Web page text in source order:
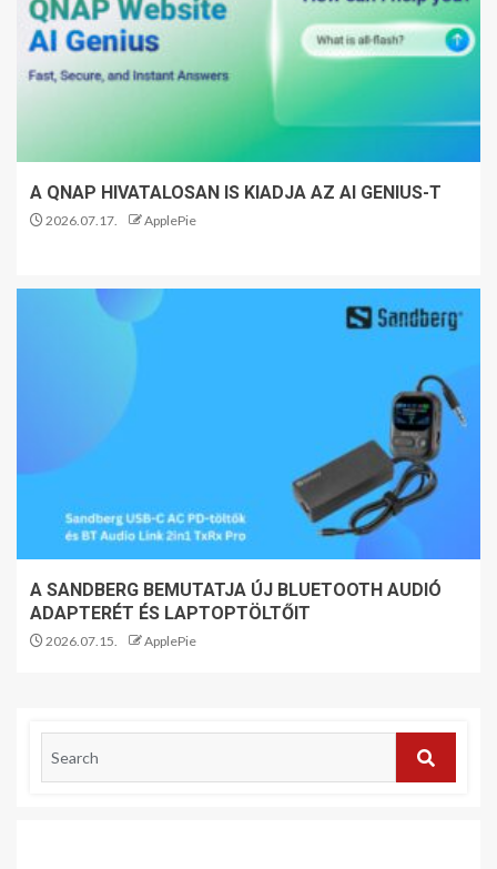
A QNAP HIVATALOSAN IS KIADJA AZ AI GENIUS-T
2026.07.17. ApplePie
A SANDBERG BEMUTATJA ÚJ BLUETOOTH AUDIÓ
ADAPTERÉT ÉS LAPTOPTÖLTŐIT
2026.07.15. ApplePie